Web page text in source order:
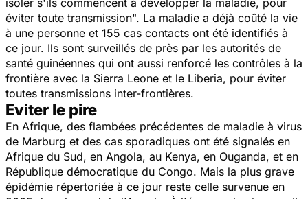
éviter toute transmission". La maladie a déjà coûté la vie
à une personne et 155 cas contacts ont été identifiés à
ce jour. Ils sont surveillés de près par les autorités de
santé guinéennes qui ont aussi renforcé les contrôles à la
frontière avec la Sierra Leone et le Liberia, pour éviter
toutes transmissions inter-frontières.
Eviter le pire
En Afrique, des flambées précédentes de maladie à virus
de Marburg et des cas sporadiques ont été signalés en
Afrique du Sud, en Angola, au Kenya, en Ouganda, et en
République démocratique du Congo. Mais la plus grave
épidémie répertoriée à ce jour reste celle survenue en